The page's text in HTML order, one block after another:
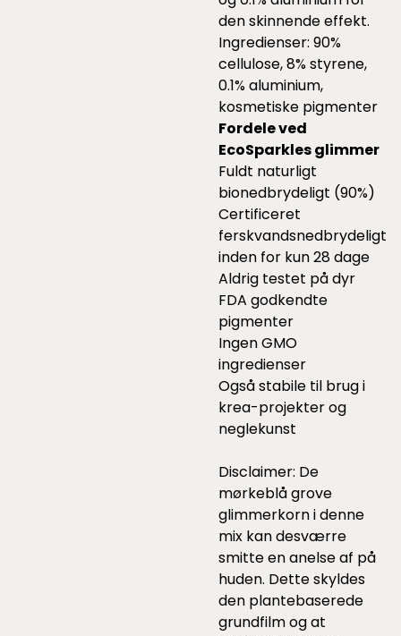
den skinnende effekt.
Ingredienser: 90%
cellulose, 8% styrene,
0.1% aluminium,
kosmetiske pigmenter
Fordele ved
EcoSparkles glimmer
Fuldt naturligt
bionedbrydeligt (90%)
Certificeret
ferskvandsnedbrydeligt
inden for kun 28 dage
Aldrig testet på dyr
FDA godkendte
pigmenter
Ingen GMO
ingredienser
Også stabile til brug i
krea-projekter og
neglekunst
Disclaimer: De
mørkeblå grove
glimmerkorn i denne
mix kan desværre
smitte en anelse af på
huden. Dette skyldes
den plantebaserede
grundfilm og at